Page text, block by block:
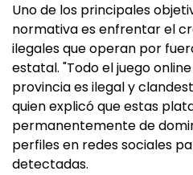
Uno de los principales
normativa es enfrentar el
ilegales que operan por
estatal. "Todo el juego
provincia es ilegal y
quien explicó que estas
permanentemente de
perfiles en redes sociales
detectadas.